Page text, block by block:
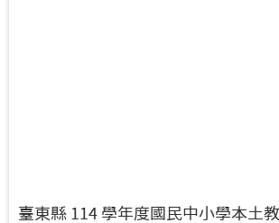
臺東縣 114 學年度國民中小學本土